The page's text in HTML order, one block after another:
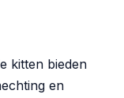
kitten bieden
en